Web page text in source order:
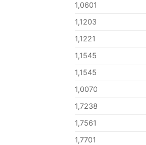
1,0601
1,1203
1,1221
1,1545
1,1545
1,0070
1,7238
1,7561
1,7701